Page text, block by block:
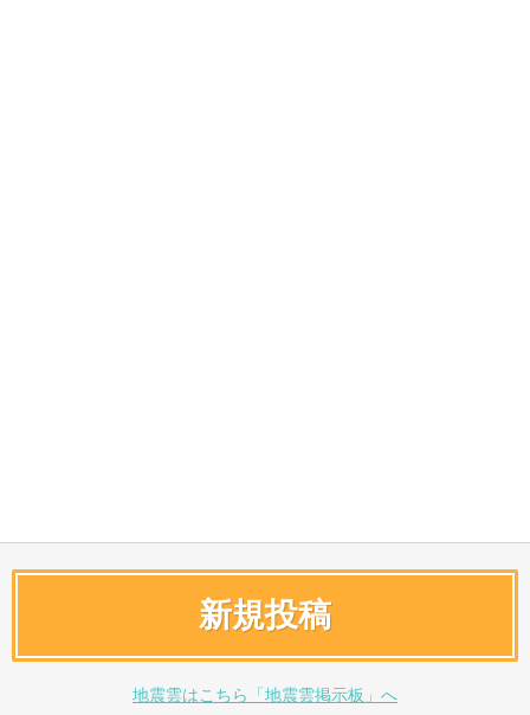
新規投稿
地震雲はこちら「地震雲掲示板」へ